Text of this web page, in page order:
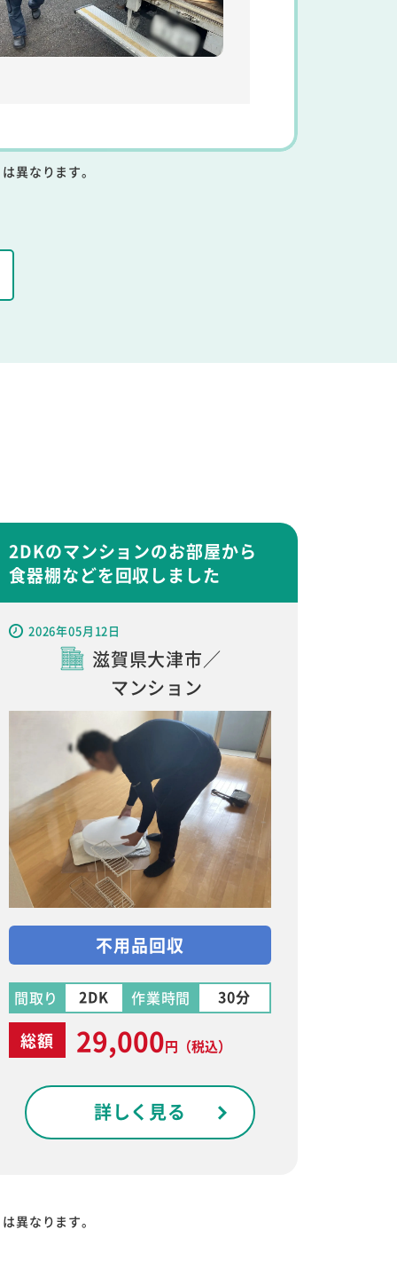
異なります。
2DKのマンションのお部屋から
食器棚などを回収しました
2026年05月12日
滋賀県大津市／
マンション
不用品回収
間取り 2DK 作業時間 30分
総額 29,000円 （税込）
詳しく見る
異なります。